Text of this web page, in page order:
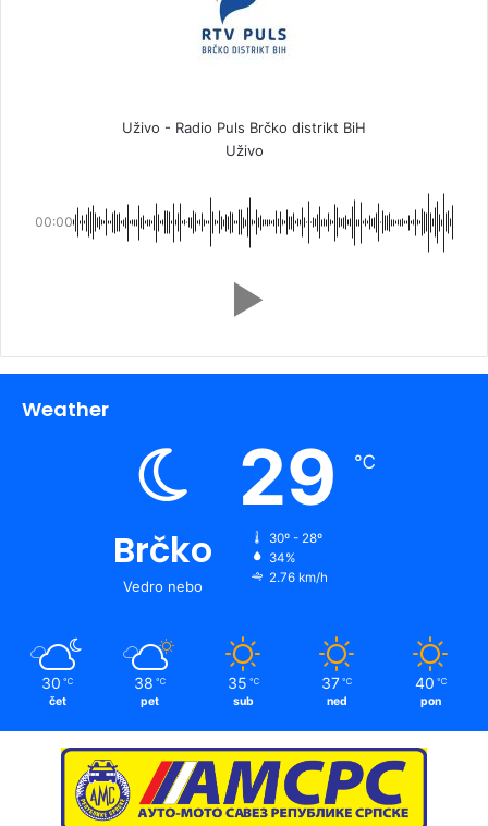
Uživo - Radio Puls Brčko distrikt BiH
Uživo
00:00
Weather
Brčko
Vedro nebo
29 ℃
30º - 28º
34%
2.76 km/h
30 ℃
čet
38 ℃
pet
35 ℃
sub
37 ℃
ned
40 ℃
pon